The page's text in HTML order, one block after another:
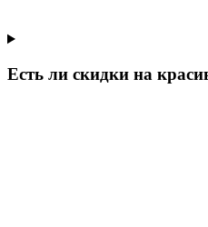
Есть ли скидки на